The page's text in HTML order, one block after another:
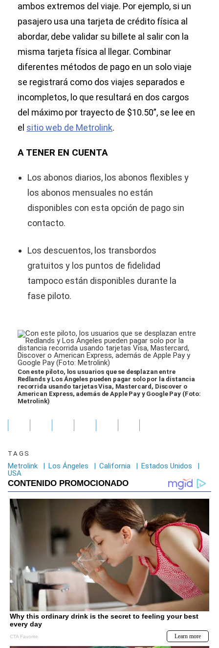
ambos extremos del viaje. Por ejemplo, si un
pasajero usa una tarjeta de crédito física al
abordar, debe validar su billete al salir con la
misma tarjeta física al llegar. Combinar
diferentes métodos de pago en un solo viaje
se registrará como dos viajes separados e
incompletos, lo que resultará en dos cargos
del máximo por trayecto de $10.50”, se lee en
el sitio web de Metrolink.
A TENER EN CUENTA
Los abonos diarios, los abonos flexibles y
los abonos mensuales no están
disponibles con esta opción de pago sin
contacto.
Los descuentos, los transbordos
gratuitos y los puntos de fidelidad
tampoco están disponibles durante la
fase piloto.
Con este piloto, los usuarios que se desplazan entre
Redlands y Los Ángeles pueden pagar solo por la distancia
recorrida usando tarjetas Visa, Mastercard, Discover o
American Express, además de Apple Pay y Google Pay (Foto:
Metrolink)
TAGS
Metrolink | Los Ángeles | California | Estados Unidos
|
USA